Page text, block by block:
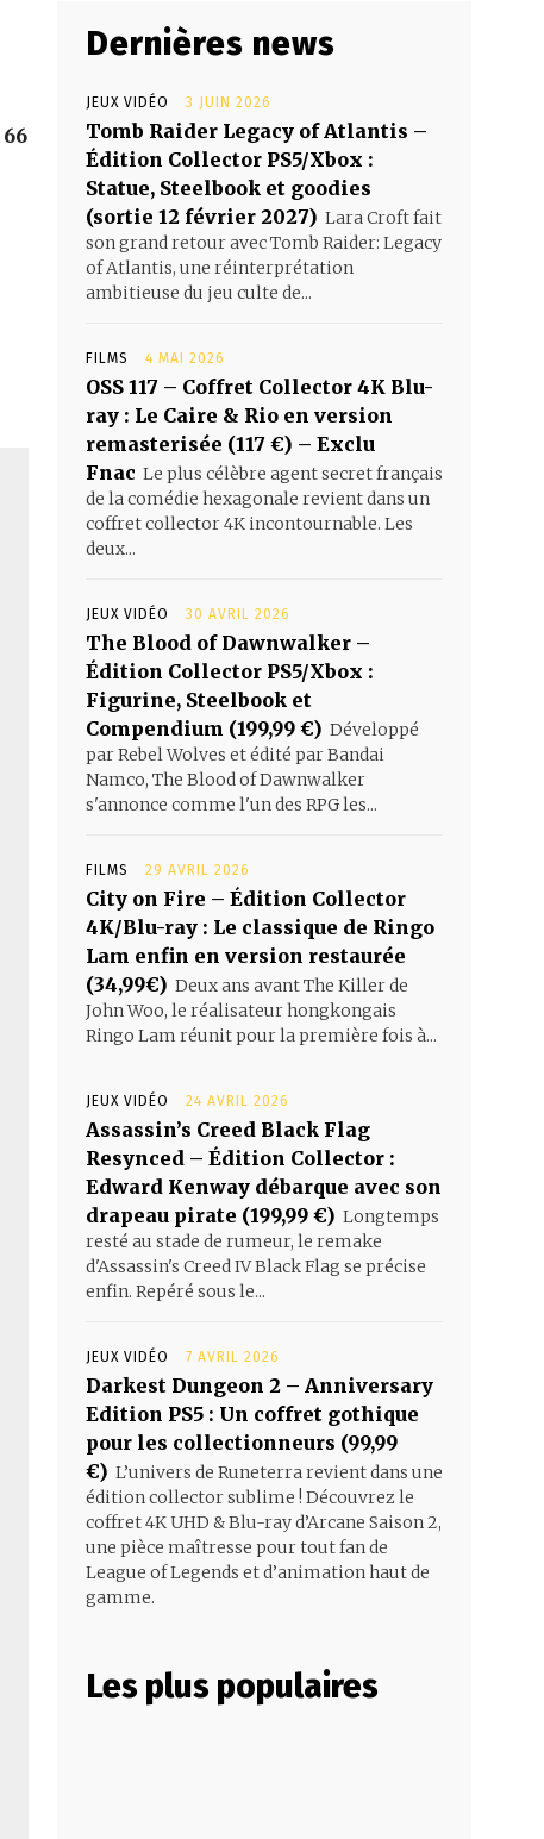
66
Dernières news
JEUX VIDÉO 3 JUIN 2026
Tomb Raider Legacy of Atlantis –
Édition Collector PS5/Xbox :
Statue, Steelbook et goodies
(sortie 12 février 2027) Lara Croft fait
son grand retour avec Tomb Raider: Legacy
of Atlantis, une réinterprétation
ambitieuse du jeu culte de...
FILMS 4 MAI 2026
OSS 117 – Coffret Collector 4K Blu-
ray : Le Caire & Rio en version
remasterisée (117 €) – Exclu
Fnac Le plus célèbre agent secret français
de la comédie hexagonale revient dans un
coffret collector 4K incontournable. Les
deux...
JEUX VIDÉO 30 AVRIL 2026
The Blood of Dawnwalker –
Édition Collector PS5/Xbox :
Figurine, Steelbook et
Compendium (199,99 €) Développé
par Rebel Wolves et édité par Bandai
Namco, The Blood of Dawnwalker
s'annonce comme l'un des RPG les...
FILMS 29 AVRIL 2026
City on Fire – Édition Collector
4K/Blu-ray : Le classique de Ringo
Lam enfin en version restaurée
(34,99€) Deux ans avant The Killer de
John Woo, le réalisateur hongkongais
Ringo Lam réunit pour la première fois à...
JEUX VIDÉO 24 AVRIL 2026
Assassin’s Creed Black Flag
Resynced – Édition Collector :
Edward Kenway débarque avec son
drapeau pirate (199,99 €) Longtemps
resté au stade de rumeur, le remake
d'Assassin's Creed IV Black Flag se précise
enfin. Repéré sous le...
JEUX VIDÉO 7 AVRIL 2026
Darkest Dungeon 2 – Anniversary
Edition PS5 : Un coffret gothique
pour les collectionneurs (99,99
€) L’univers de Runeterra revient dans une
édition collector sublime ! Découvrez le
coffret 4K UHD & Blu-ray d’Arcane Saison 2,
une pièce maîtresse pour tout fan de
League of Legends et d’animation haut de
gamme.
Les plus populaires